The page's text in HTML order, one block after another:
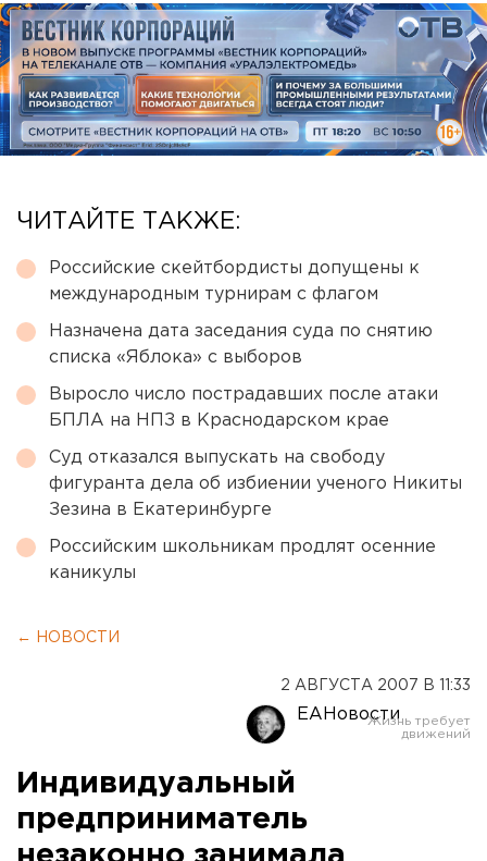
ЧИТАЙТЕ ТАКЖЕ:
Российские скейтбордисты допущены к
международным турнирам с флагом
Назначена дата заседания суда по снятию
списка «Яблока» с выборов
Выросло число пострадавших после атаки
БПЛА на НПЗ в Краснодарском крае
Суд отказался выпускать на свободу
фигуранта дела об избиении ученого Никиты
Зезина в Екатеринбурге
Российским школьникам продлят осенние
каникулы
← НОВОСТИ
2 АВГУСТА 2007 В 11:33
ЕАНовости
Индивидуальный
предприниматель
незаконно занимала